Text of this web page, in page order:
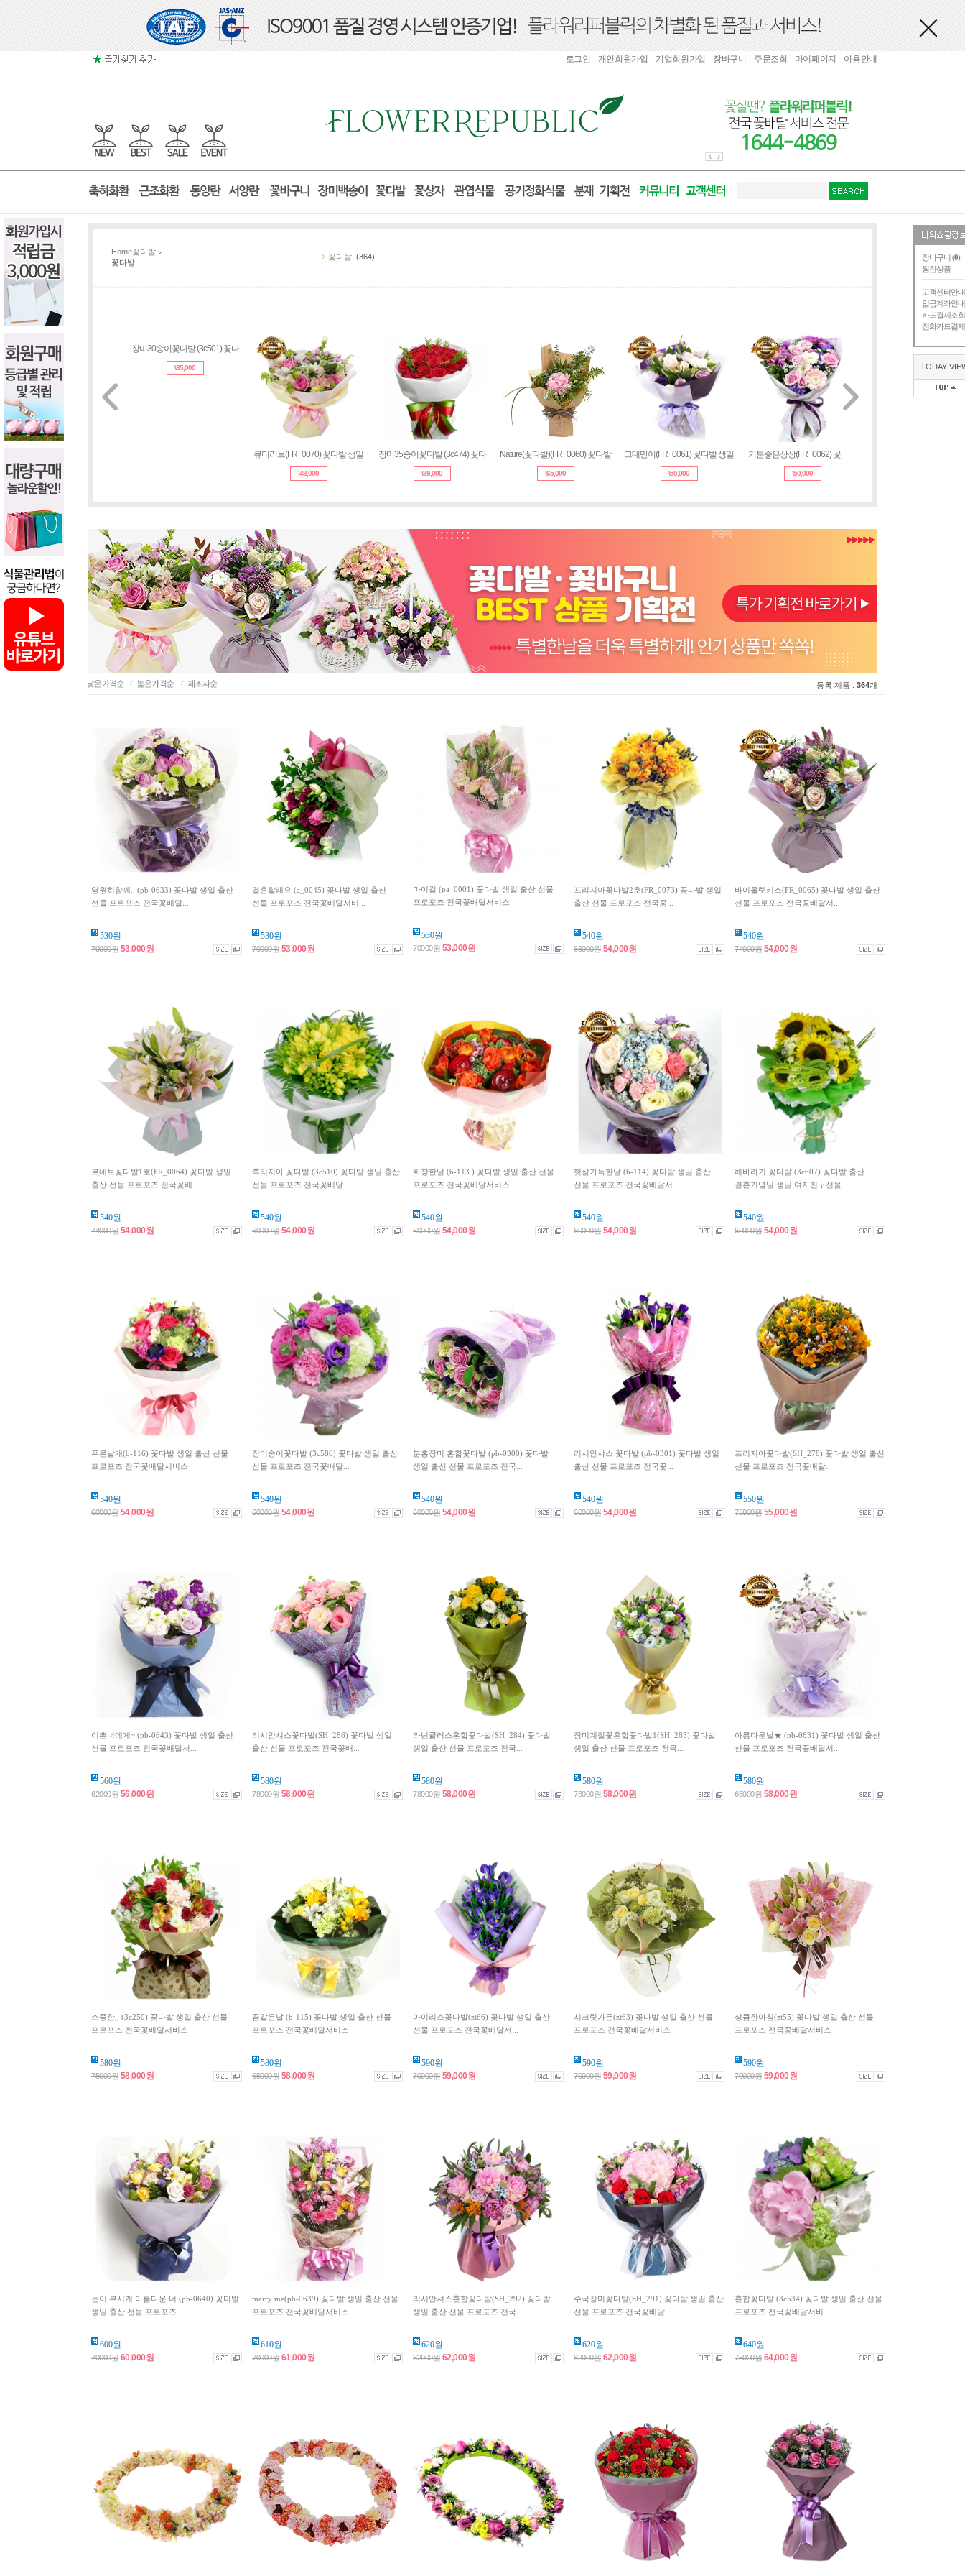
장바구니 (0)
찜한상품
고객센터안내
입금계좌안내
카드결제조회
전화카드결제
TODAY
로그인 개인회원가입 기업회원가입 장바구니 주문조회 마이페이지 이용안내
Home >
꽃다발
꽃다발
꽃다발 (364)
큐티러브(FR_0070) 꽃다발 생일
\48,000
장미35송이꽃다발 (3c474) 꽃다
\89,000
Nature(꽃다발)(FR_0060) 꽃다발
\65,000
그대만이(FR_0061) 꽃다발 생일
\50,000
기분좋은상상(FR_0062) 꽃다발
\50,000
등록 제품 : 364개
영원히함께.. (pb-0633) 꽃다발 생일 출산
선물 프로포즈 전국꽃배달...
530원
70000원 53,000원
결혼할래요 (a_0045) 꽃다발 생일 출산
선물 프로포즈 전국꽃배달서비...
530원
70000원 53,000원
마이걸 (pa_0001) 꽃다발 생일 출산 선물
프로포즈 전국꽃배달서비스
530원
70000원 53,000원
프리지아꽃다발2호(FR_0073) 꽃다발 생일
출산 선물 프로포즈 전국꽃...
540원
65000원 54,000원
바이올렛키스(FR_0065) 꽃다발 생일 출산
선물 프로포즈 전국꽃배달서...
540원
74000원 54,000원
르네브꽃다발1호(FR_0064) 꽃다발 생일
출산 선물 프로포즈 전국꽃배...
540원
74000원 54,000원
후리지아 꽃다발 (3c510) 꽃다발 생일 출산
선물 프로포즈 전국꽃배달...
540원
60000원 54,000원
화창한날 (b-113 ) 꽃다발 생일 출산 선물
프로포즈 전국꽃배달서비스
540원
60000원 54,000원
햇살가득한날 (b-114) 꽃다발 생일 출산
선물 프로포즈 전국꽃배달서...
540원
60000원 54,000원
해바라기 꽃다발 (3c607) 꽃다발 출산
결혼기념일 생일 여자친구선물...
540원
60000원 54,000원
푸른날개(b-116) 꽃다발 생일 출산 선물
프로포즈 전국꽃배달서비스
540원
60000원 54,000원
장미송이꽃다발 (3c586) 꽃다발 생일 출산
선물 프로포즈 전국꽃배달...
540원
60000원 54,000원
분홍장미 혼합꽃다발 (pb-0300) 꽃다발
생일 출산 선물 프로포즈 전국...
540원
60000원 54,000원
리시안샤스 꽃다발 (pb-0301) 꽃다발 생일
출산 선물 프로포즈 전국꽃...
540원
60000원 54,000원
프리지아꽃다발(SH_278) 꽃다발 생일 출산
선물 프로포즈 전국꽃배달...
550원
75000원 55,000원
이쁜너에게~ (pb-0643) 꽃다발 생일 출산
선물 프로포즈 전국꽃배달서...
560원
62000원 56,000원
리시안셔스꽃다발(SH_286) 꽃다발 생일
출산 선물 프로포즈 전국꽃배...
580원
78000원 58,000원
라넌큘러스혼합꽃다발(SH_284) 꽃다발
생일 출산 선물 프로포즈 전국...
580원
78000원 58,000원
장미계절꽃혼합꽃다발1(SH_283) 꽃다발
생일 출산 선물 프로포즈 전국...
580원
78000원 58,000원
아름다운날★ (pb-0631) 꽃다발 생일 출산
선물 프로포즈 전국꽃배달서...
580원
65000원 58,000원
소중한,, (3c250) 꽃다발 생일 출산 선물
프로포즈 전국꽃배달서비스
580원
75000원 58,000원
꿈같은날 (b-115) 꽃다발 생일 출산 선물
프로포즈 전국꽃배달서비스
580원
65000원 58,000원
아이리스꽃다발(zt66) 꽃다발 생일 출산
선물 프로포즈 전국꽃배달서...
590원
70000원 59,000원
시크릿가든(zt63) 꽃다발 생일 출산 선물
프로포즈 전국꽃배달서비스
590원
70000원 59,000원
상큼한아침(zt55) 꽃다발 생일 출산 선물
프로포즈 전국꽃배달서비스
590원
70000원 59,000원
눈이 부시게 아름다운 너 (pb-0640) 꽃다발
생일 출산 선물 프로포즈...
600원
70000원 60,000원
marry me(pb-0639) 꽃다발 생일 출산 선물
프로포즈 전국꽃배달서비스
610원
70000원 61,000원
리시안셔스혼합꽃다발(SH_292) 꽃다발
생일 출산 선물 프로포즈 전국...
620원
82000원 62,000원
수국장미꽃다발(SH_291) 꽃다발 생일 출산
선물 프로포즈 전국꽃배달...
620원
82000원 62,000원
혼합꽃다발 (3c534) 꽃다발 생일 출산 선물
프로포즈 전국꽃배달서비...
640원
75000원 64,000원